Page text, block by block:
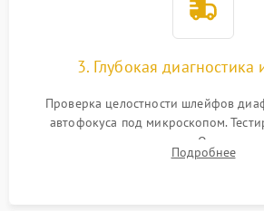
3. Глубокая диагностика
Проверка целостности шлейфов
автофокуса под микроскопом.
электромагнитного привода. Очистка
от пыли, следов влаги и грибка
Подробнее